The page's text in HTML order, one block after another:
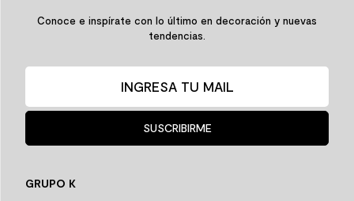
Conoce e inspírate con lo último en decoración y nuevas
tendencias.
SUSCRIBIRME
GRUPO K